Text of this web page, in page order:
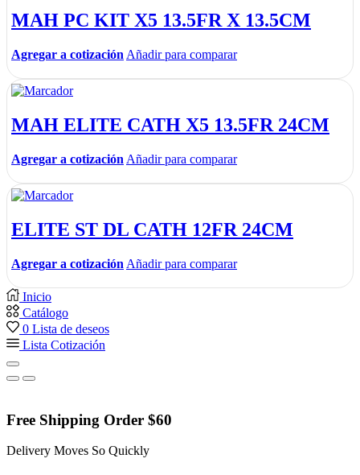
MAH PC KIT X5 13.5FR X 13.5CM
Agregar a cotización Añadir para comparar
MAH ELITE CATH X5 13.5FR 24CM
Agregar a cotización Añadir para comparar
ELITE ST DL CATH 12FR 24CM
Agregar a cotización Añadir para comparar
Inicio
Catálogo
0 Lista de deseos
Lista Cotización
Free Shipping Order $60
Delivery Moves So Quickly